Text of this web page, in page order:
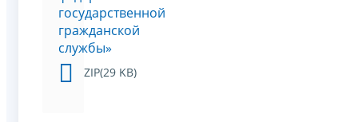
государственной
гражданской
службы»
ZIP(29 KB)